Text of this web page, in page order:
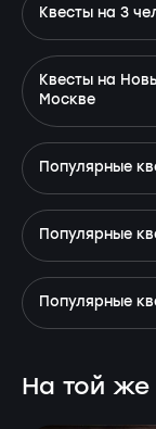
Квесты на 3
Квесты на
Москве
Популярные
Популярные
Популярные
На той